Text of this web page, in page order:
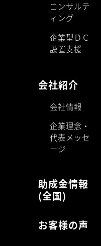
コンサルテ
ィング
企業型ＤＣ
設置支援
会社紹介
会社情報
企業理念・
代表メッセ
ージ
助成金情報
(全国)
お客様の声